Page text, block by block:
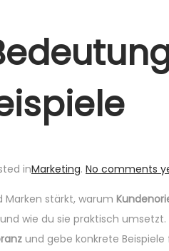
inMarketing. No comments
Marken stärkt, warum
wie du sie praktisch umsetzt.
und gebe konkrete